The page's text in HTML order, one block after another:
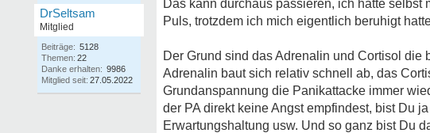
DrSeltsam
Mitglied
Beiträge: 5128
Themen: 22
Danke erhalten: 9986
Mitglied seit: 27.05.2022
Das kann durchaus passieren, ich hatte
Puls, trotzdem ich mich eigentlich beruhigt
Der Grund sind das Adrenalin und Cortisol die
Adrenalin baut sich relativ schnell ab, das
Grundanspannung die Panikattacke immer
der PA direkt keine Angst empfindest, bist Du
Erwartungshaltung usw. Und so ganz bist Du